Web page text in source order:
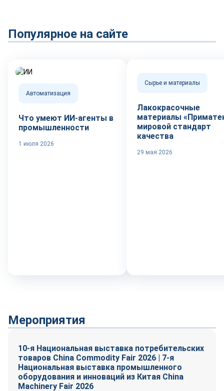
Популярное на сайте
Автоматизация
Что умеют ИИ-агенты в
промышленности
1 июля 2026
Сырье и материалы
Лакокрасочные
материалы
мировой стандарт
качества
29 мая 2026
Мероприятия
10-я Национальная выставка потребительских
товаров China Commodity Fair 2026 | 7-я
Национальная выставка промышленного
оборудования и инноваций из Китая China
Machinery Fair 2026